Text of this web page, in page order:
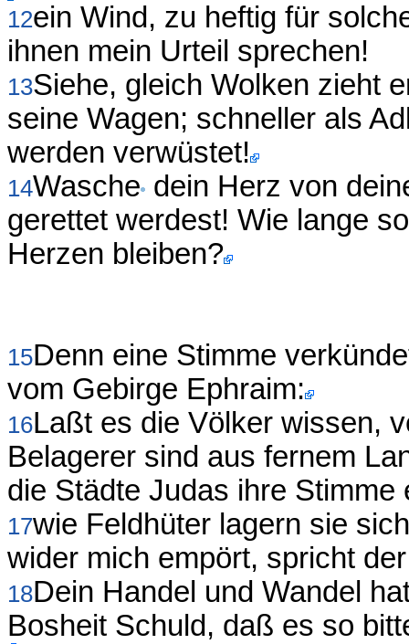
12ein Wind, zu heftig für
ihnen mein Urteil sprechen!
13Siehe, gleich Wolken zieht
seine Wagen; schneller als
werden verwüstet!
14Wasche dein Herz von
gerettet werdest! Wie lange
Herzen bleiben?
15Denn eine Stimme
vom Gebirge Ephraim:
16Laßt es die Völker wissen,
Belagerer sind aus fernem
die Städte Judas ihre Stimme
17wie Feldhüter lagern sie
wider mich empört, spricht
18Dein Handel und Wandel
Bosheit Schuld, daß es so